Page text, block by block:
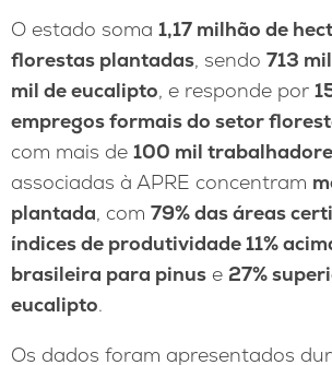
O estado soma 1,17 milhão de
florestas plantadas, sendo 713
mil de eucalipto, e responde por
empregos formais do setor
com mais de 100 mil
associadas à APRE concentram
plantada, com 79% das áreas
índices de produtividade 11%
brasileira para pinus e 27%
eucalipto.
Os dados foram apresentados